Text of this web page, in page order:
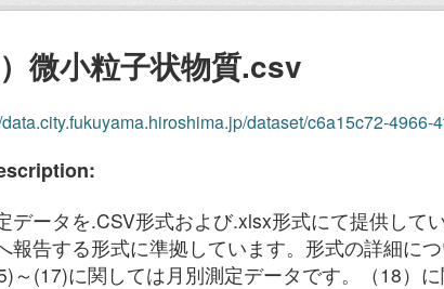
）微小粒子状物質.csv
dataset/c6a15c72-4966-4fbc-
データを.CSV形式および.xlsx形式にて提供し
報告する形式に準拠しています。形式の詳細に
～(17)に関しては月別測定データです。（18）